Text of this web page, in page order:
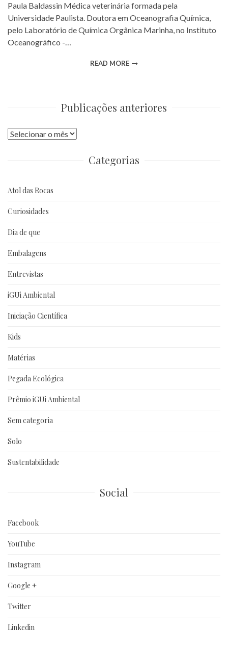
Paula Baldassin Médica veterinária formada pela
Universidade Paulista. Doutora em Oceanografia Química,
pelo Laboratório de Química Orgânica Marinha, no Instituto
Oceanográfico -…
READ MORE
Publicações anteriores
Publicações
Categorias
Atol das Rocas
Curiosidades
Dia de que
Embalagens
Entrevistas
iGUi Ambiental
Iniciação Científica
Kids
Matérias
Pegada Ecológica
Prêmio iGUi Ambiental
Sem categoria
Solo
Sustentabilidade
Social
Facebook
YouTube
Instagram
Google +
Twitter
Linkedin